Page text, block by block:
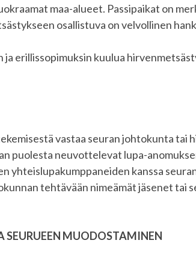
maa-alueet. Passipaikat on
osallistuva on velvollinen
ja erillissopimuksin kuulua
vastaa seuran johtokunta tai
puolesta neuvottelevat lupa-
yhteislupakumppaneiden kanssa
tehtävään nimeämät jäsenet tai
SEURUEEN MUODOSTAMINEN